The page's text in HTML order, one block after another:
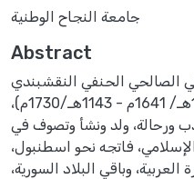
جامعة النجاح الوطنية
Abstract
الصالحي الحنفي النقشبندي
القادري المعروف بالنابلسي (1050هـ/ 1641م - 1143هـ/1730م)،
ورحالة، ولد ونشأ وتصوف في
فاتجه نحو اسطنبول،
وباقي البلاد السورية،